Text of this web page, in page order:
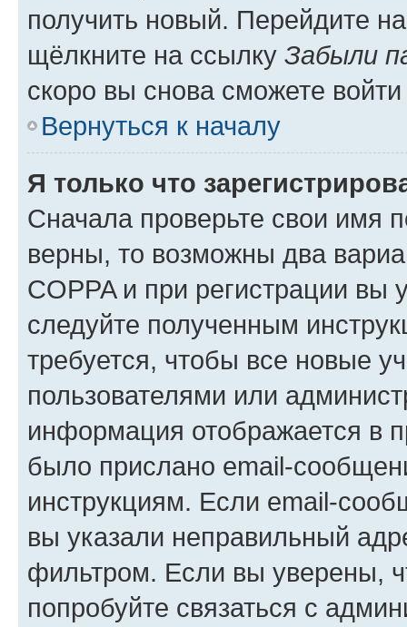
получить новый. Перейдите
щёлкните на ссылку Забыли
скоро вы снова сможете
Вернуться к началу
Я только что
Сначала проверьте свои имя
верны, то возможны два
COPPA и при регистрации вы
следуйте полученным
требуется, чтобы все новые
пользователями или
информация отображается в
было прислано email-
инструкциям. Если email-
вы указали неправильный
фильтром. Если вы уверены,
попробуйте связаться с